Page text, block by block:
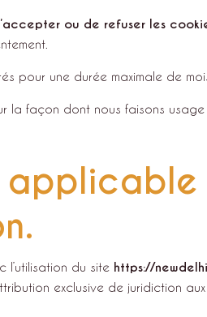
ou de refuser les
pour une durée maximale de
la façon dont nous faisons
l’utilisation du site https://
exclusive de juridiction